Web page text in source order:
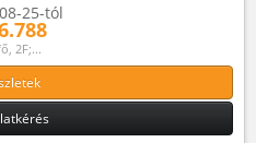
25-tól
2F;...